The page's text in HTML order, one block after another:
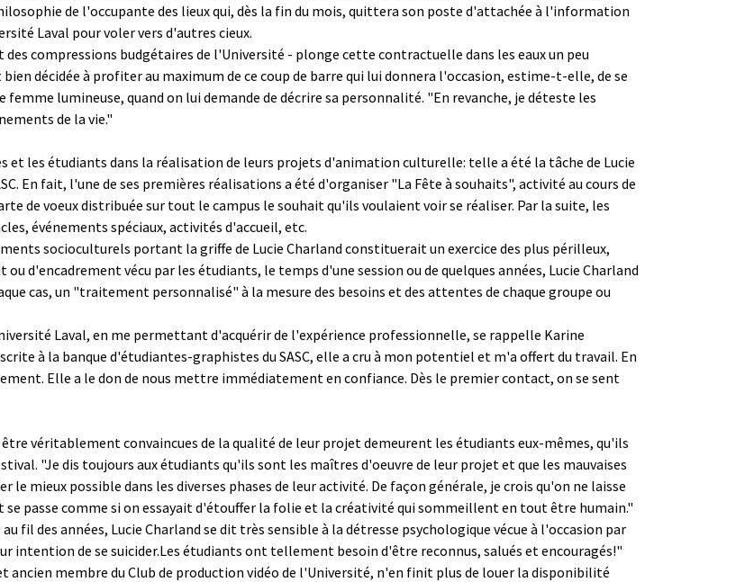
de l'occupante des lieux qui, dès la fin du mois, quittera son poste d'attachée à l'information
Laval pour voler vers d'autres cieux.
compressions budgétaires de l'Université - plonge cette contractuelle dans les eaux un peu
décidée à profiter au maximum de ce coup de barre qui lui donnera l'occasion, estime-t-elle, de se
lumineuse, quand on lui demande de décrire sa personnalité. "En revanche, je déteste les
de la vie."
les étudiants dans la réalisation de leurs projets d'animation culturelle: telle a été la tâche de Lucie
En fait, l'une de ses premières réalisations a été d'organiser "La Fête à souhaits", activité au cours de
de voeux distribuée sur tout le campus le souhait qu'ils voulaient voir se réaliser. Par la suite, les
événements spéciaux, activités d'accueil, etc.
socioculturels portant la griffe de Lucie Charland constituerait un exercice des plus périlleux,
d'encadrement vécu par les étudiants, le temps d'une session ou de quelques années, Lucie Charland
cas, un "traitement personnalisé" à la mesure des besoins et des attentes de chaque groupe ou
Laval, en me permettant d'acquérir de l'expérience professionnelle, se rappelle Karine
à la banque d'étudiantes-graphistes du SASC, elle a cru à mon potentiel et m'a offert du travail. En
Elle a le don de nous mettre immédiatement en confiance. Dès le premier contact, on se sent
véritablement convaincues de la qualité de leur projet demeurent les étudiants eux-mêmes, qu'ils
"Je dis toujours aux étudiants qu'ils sont les maîtres d'oeuvre de leur projet et que les mauvaises
mieux possible dans les diverses phases de leur activité. De façon générale, je crois qu'on ne laisse
se passe comme si on essayait d'étouffer la folie et la créativité qui sommeillent en tout être humain."
fil des années, Lucie Charland se dit très sensible à la détresse psychologique vécue à l'occasion par
intention de se suicider.Les étudiants ont tellement besoin d'être reconnus, salués et encouragés!"
ancien membre du Club de production vidéo de l'Université, n'en finit plus de louer la disponibilité